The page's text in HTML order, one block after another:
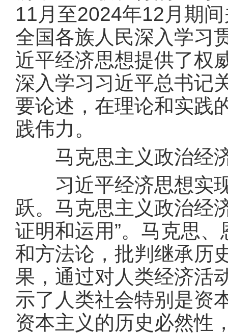
11月至2024年12月期
全国各族人民深入学习
近平经济思想提供了权
深入学习习近平总书记
要论述，在理论和实践
践伟力。
马克思主义政治经济
习近平经济思想实现
跃。马克思主义政治经
证明和运用”。马克思
和方法论，批判继承历
果，通过对人类经济活
示了人类社会特别是资
资本主义的历史必然性